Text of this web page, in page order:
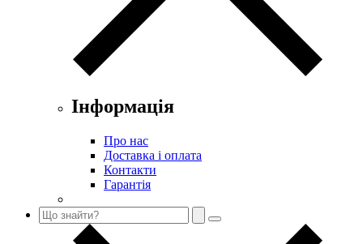
Інформація
Про нас
Доставка і оплата
Контакти
Гарантія